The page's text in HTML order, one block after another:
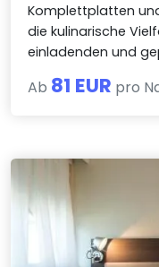
Komplettplatten
die kulinarische
einladenden und
Ab 81 EUR pro